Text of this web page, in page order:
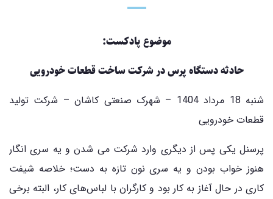
موضوع پادکست:
حادثه دستگاه پرس در شرکت ساخت قطعات خودرویی
شنبه 18 مرداد 1404 – شهرک صنعتی کاشان – شرکت تولید
قطعات خودرویی
پرسنل یکی پس از دیگری وارد شرکت می شدن و یه سری انگار
هنوز خواب بودن و یه سری نون تازه به دست؛ خلاصه شیفت
کاری در حال آغاز به کار بود و کارگران با لباس‌های کار، البته برخی